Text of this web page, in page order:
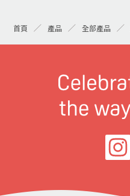
首頁 產品 全部產品